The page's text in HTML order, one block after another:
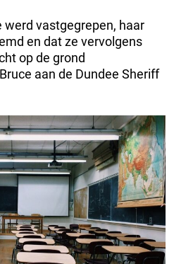
werd vastgegrepen, haar
en dat ze vervolgens
op de grond
aan de Dundee Sheriff